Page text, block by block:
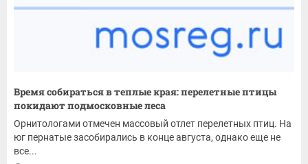
Время собираться в теплые края: перелетные птицы
покидают подмосковные леса
Орнитологами отмечен массовый отлет перелетных птиц. На
юг пернатые засобирались в конце августа, однако еще не
все...